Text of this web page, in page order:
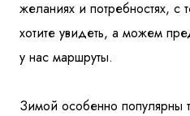
желаниях и потребностях, с
хотите увидеть, а можем
у нас маршруты.
Зимой особенно популярны